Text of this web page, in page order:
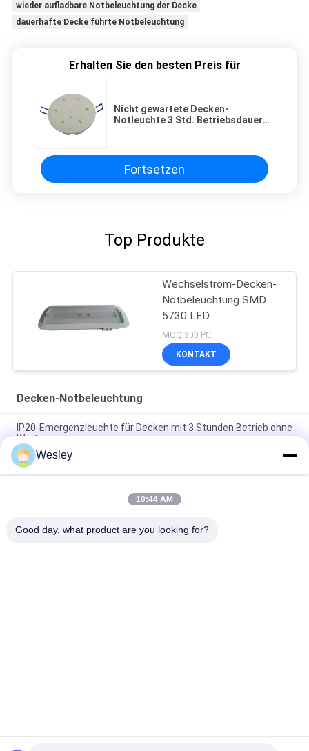
wieder aufladbare Notbeleuchtung der Decke
dauerhafte Decke führte Notbeleuchtung
Erhalten Sie den besten Preis für
Nicht gewartete Decken-
Notleuchte 3 Std. Betriebsdauer
Fortsetzen
Top Produkte
Wechselstrom-Decken-
Notbeleuchtung SMD
5730 LED
MOQ:300 PC
KONTAKT
Decken-Notbeleuchtung
IP20-Emergenzleuchte für Decken mit 3 Stunden Betrieb ohne
Wartung
Brandschutz-LED-Notlicht mit 3 Stunden Betrieb und
Nichtwartungsfunktion
3 Stunden Autonomie Li-Ion-Batterienbetriebene Brandschutz
Wesley
10:44 AM
Good day, what product are you looking for?